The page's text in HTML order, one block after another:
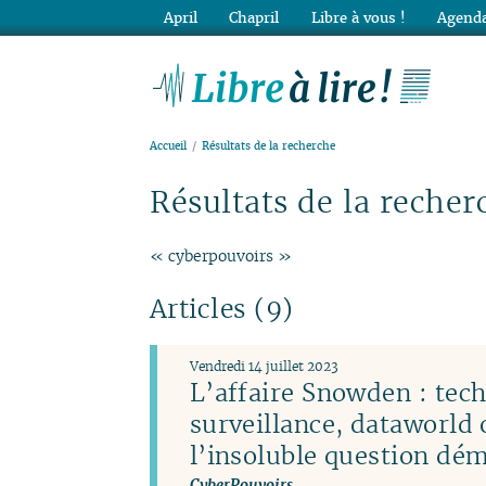
Accueil Résultats de la recherche
Résultats de la
« cyberpouvoirs »
Articles (9)
L’affaire Snowden :
surveillance, dataworld
l’insoluble question
Vendredi 14 juillet 2023
April Chapril Libre à vous !